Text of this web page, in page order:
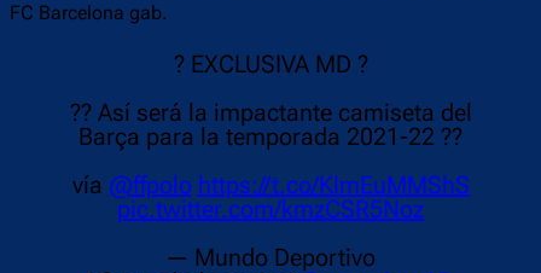
FC Barcelona gab.
? EXCLUSIVA MD ?
?? Así será la impactante camiseta del
Barça para la temporada 2021-22 ??
vía @ffpolo https://t.co/KlmEuMMShS
pic.twitter.com/kmzCSR5Noz
— Mundo Deportivo